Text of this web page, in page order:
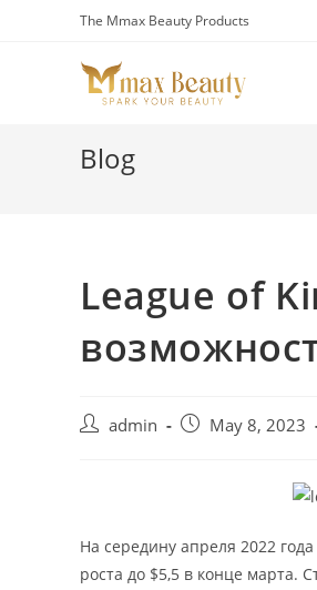
The Mmax Beauty Products
Blog
League of
Postadmin
Post May 8, 2023
На середину апреля 2022
роста до $5,5 в конце марта.